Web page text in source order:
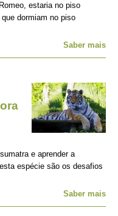
estaria no piso
dormiam no piso
Saber mais
e aprender a
espécie são os desafios
Saber mais